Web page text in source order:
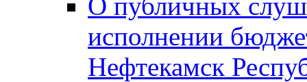
исполнении
Нефтекамск